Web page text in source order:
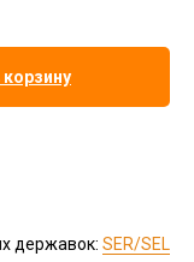
державок: SER/SEL